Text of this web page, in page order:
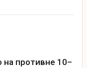
противне 10–